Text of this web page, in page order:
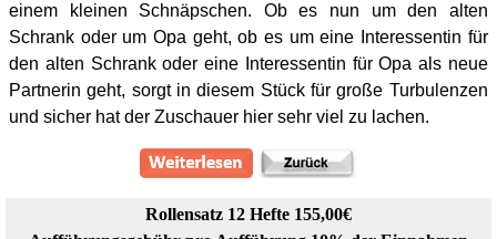
einem kleinen Schnäpschen. Ob es nun um den alten
Schrank oder um Opa geht, ob es um eine Interessentin für
den alten Schrank oder eine Interessentin für Opa als neue
Partnerin geht, sorgt in diesem Stück für große Turbulenzen
und sicher hat der Zuschauer hier sehr viel zu lachen.
Rollensatz 12 Hefte 155,00€